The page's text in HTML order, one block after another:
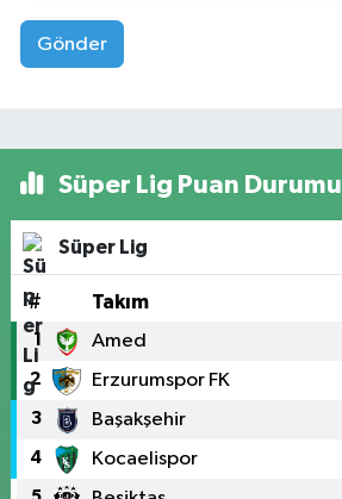
Gönder
Süper Lig Puan Durumu
Süper Lig
# Takım
1 Amed
2 Erzurumspor FK
3 Başakşehir
4 Kocaelispor